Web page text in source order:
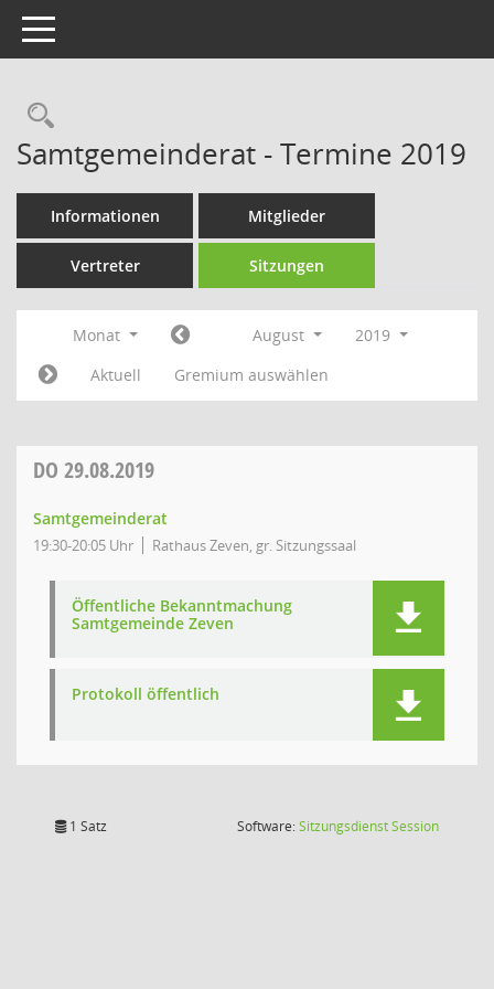
Toggle navigation
Rechercheauswahl
Samtgemeinderat - Termine 2019
Informationen Mitglieder
Vertreter Sitzungen
Monat August
2019
Aktuell
Gremium auswählen
DO 29.08.2019
Samtgemeinderat
19:30-20:05 Uhr Rathaus Zeven, gr. Sitzungssaal
Öffentliche Bekanntmachung
Samtgemeinde Zeven
Protokoll öffentlich
1 Satz Software:SitzungsdienstSession(Wird in